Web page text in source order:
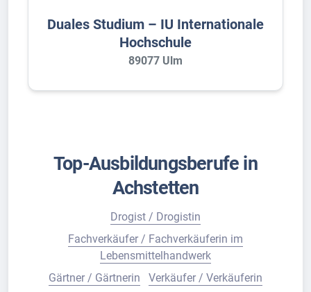
Duales Studium – IU Internationale
Hochschule
89077 Ulm
Top-Ausbildungsberufe in
Achstetten
Drogist / Drogistin
Fachverkäufer / Fachverkäuferin im
Lebensmittelhandwerk
Gärtner / Gärtnerin
Verkäufer / Verkäuferin